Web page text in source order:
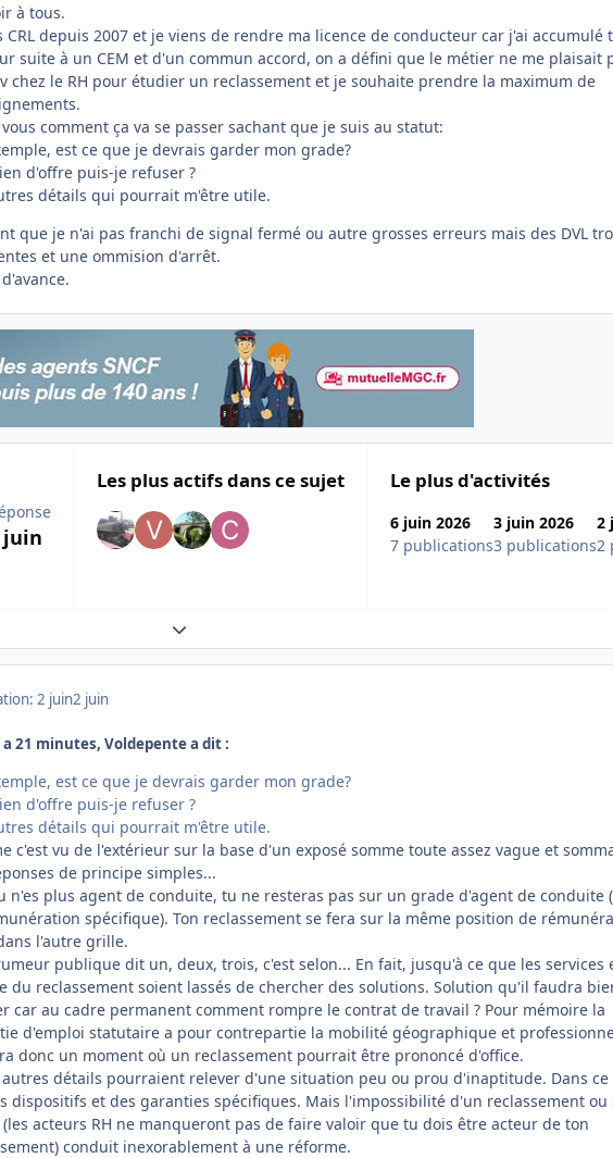
à tous.
CRL depuis 2007 et je viens de rendre ma licence de conducteur car j'ai accumulé
suite à un CEM et d'un commun accord, on a défini que le métier ne me plaisait
chez le RH pour étudier un reclassement et je souhaite prendre la maximum de
vous comment ça va se passer sachant que je suis au statut:
est ce que je devrais garder mon grade?
d'offre puis-je refuser ?
détails qui pourrait m'être utile.
que je n'ai pas franchi de signal fermé ou autre grosses erreurs mais des DVL
et une ommision d'arrêt.
juin
Les plus actifs dans ce sujet Le plus d'activités
6 juin 2026
7 publications
3 juin 2026
3 publications
2
2
Expand topic overview
2 juin2 juin
a 21 minutes, Voldepente a dit :
est ce que je devrais garder mon grade?
d'offre puis-je refuser ?
détails qui pourrait m'être utile.
c'est vu de l'extérieur sur la base d'un exposé somme toute assez vague et
de principe simples...
n'es plus agent de conduite, tu ne resteras pas sur un grade d'agent de conduite
spécifique). Ton reclassement se fera sur la même position de
l'autre grille.
publique dit un, deux, trois, c'est selon... En fait, jusqu'à ce que les services
du reclassement soient lassés de chercher des solutions. Solution qu'il faudra
car au cadre permanent comment rompre le contrat de travail ? Pour mémoire la
d'emploi statutaire a pour contrepartie la mobilité géographique et
donc un moment où un reclassement pourrait être prononcé d'office.
autres détails pourraient relever d'une situation peu ou prou d'inaptitude. Dans ce
dispositifs et des garanties spécifiques. Mais l'impossibilité d'un reclassement ou
(les acteurs RH ne manqueront pas de faire valoir que tu dois être acteur de ton
conduit inexorablement à une réforme.